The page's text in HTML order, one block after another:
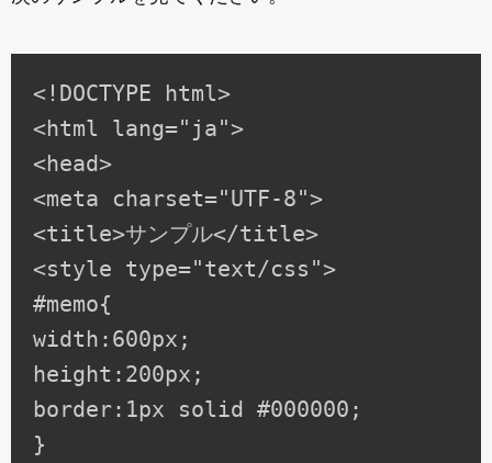
<!DOCTYPE html>
<html lang="ja">
<head>
<meta charset="UTF-8">
<title>サンプル</title>
<style type="text/css">
#memo{
width:600px;
height:200px;
border:1px solid #000000;
}